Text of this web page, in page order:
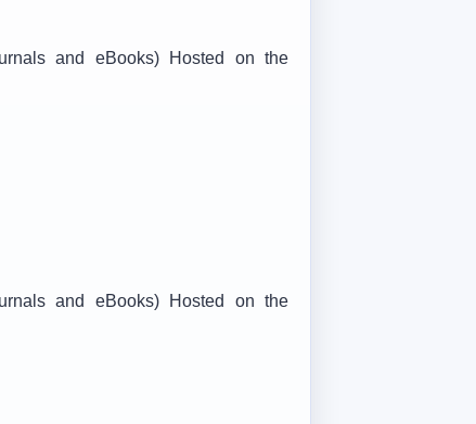
and eBooks) Hosted on the
and eBooks) Hosted on the